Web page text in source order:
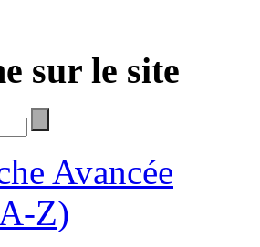
sur le site
Avancée
Z)